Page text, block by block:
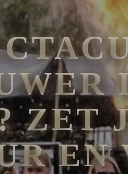
ZET